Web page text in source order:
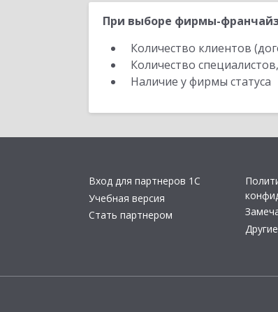
При выборе фирмы-
Количество клиентов
Количество
Наличие у фирмы статуса
Вход для партнеров 1С
Учебная версия
Стать партнером